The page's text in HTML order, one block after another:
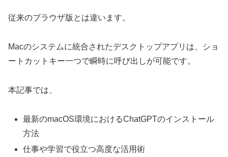
従来のブラウザ版とは違います。
Macのシステムに統合されたデスクトップアプリは、ショ
ートカットキー一つで瞬時に呼び出しが可能です。
本記事では、
最新のmacOS環境におけるChatGPTのインストール
方法
仕事や学習で役立つ高度な活用術